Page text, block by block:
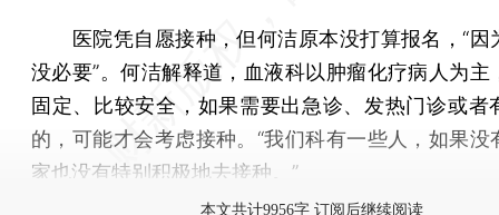
医院凭自愿接种，但何洁原本没打算报名，“因
没必要”。何洁解释道，血液科以肿瘤化疗病人为主
固定、比较安全，如果需要出急诊、发热门诊或者
的，可能才会考虑接种。“我们科有一些人，如果没
家也没有特别积极地去接种。”
本文共计9956字 订阅后继续阅读